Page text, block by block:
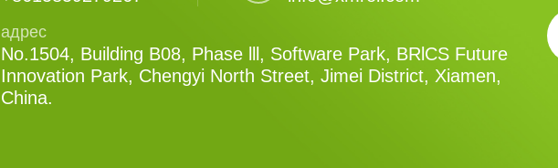
адрес
No.1504, Building B08, Phase lll, Software Park, BRlCS Future
Innovation Park, Chengyi North Street, Jimei District, Xiamen,
China.